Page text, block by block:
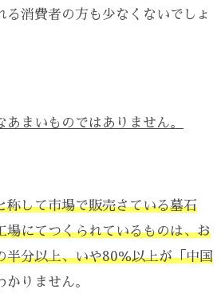
る消費者の方も少なくないでしょ
あまいものではありません。
称して市場で販売さている墓石
場にてつくられているものは、お
半分以上、いや80％以上が「中国
かりません。